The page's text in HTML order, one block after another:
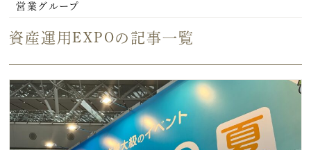
営業グループ
資産運用EXPOの記事一覧